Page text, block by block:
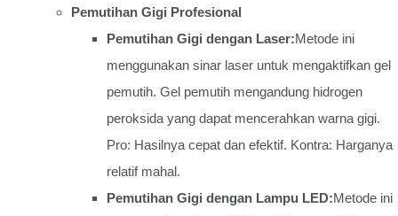
Pemutihan Gigi Profesional
Pemutihan Gigi dengan Laser:Metode ini
menggunakan sinar laser untuk mengaktifkan gel
pemutih. Gel pemutih mengandung hidrogen
peroksida yang dapat mencerahkan warna gigi.
Pro: Hasilnya cepat dan efektif. Kontra: Harganya
relatif mahal.
Pemutihan Gigi dengan Lampu LED:Metode ini